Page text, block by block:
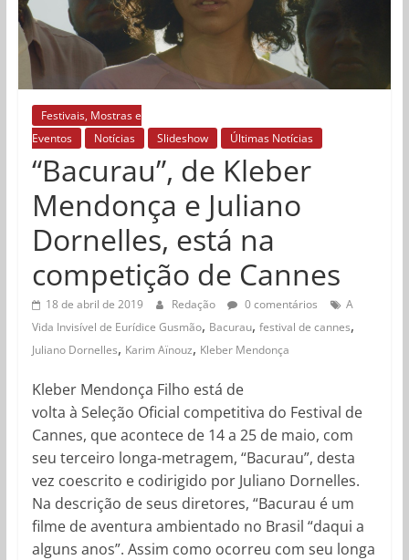
Festivais, Mostras e
Eventos
Notícias Slideshow Últimas Notícias
“Bacurau”, de Kleber
Mendonça e Juliano
Dornelles, está na
competição de Cannes
18 de abril de 2019 Redação 0 comentários
A
Vida Invisível de Eurídice Gusmão, Bacurau, festival de cannes,
Juliano Dornelles, Karim Aïnouz, Kleber Mendonça
Kleber Mendonça Filho está de
volta à Seleção Oficial competitiva do Festival de
Cannes, que acontece de 14 a 25 de maio, com
seu terceiro longa-metragem, “Bacurau”, desta
vez coescrito e codirigido por Juliano Dornelles.
Na descrição de seus diretores, “Bacurau é um
filme de aventura ambientado no Brasil “daqui a
alguns anos”. Assim como ocorreu com seu longa